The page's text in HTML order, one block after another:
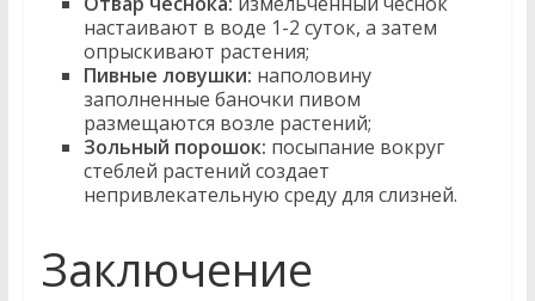
настаивают в воде 1-2 суток, а затем
опрыскивают растения;
Пивные ловушки: наполовину
заполненные баночки пивом
размещаются возле растений;
Зольный порошок: посыпание вокруг
стеблей растений создает
непривлекательную среду для слизней.
Заключение